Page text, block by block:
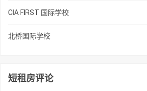
CIA FIRST 国际学校
北桥国际学校
短租房评论